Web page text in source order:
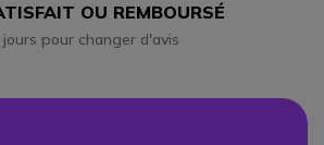
OU REMBOURSÉ
jours pour changer d'avis